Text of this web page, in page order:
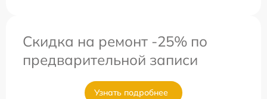
Скидка на ремонт -25% по
предварительной записи
Узнать подробнее